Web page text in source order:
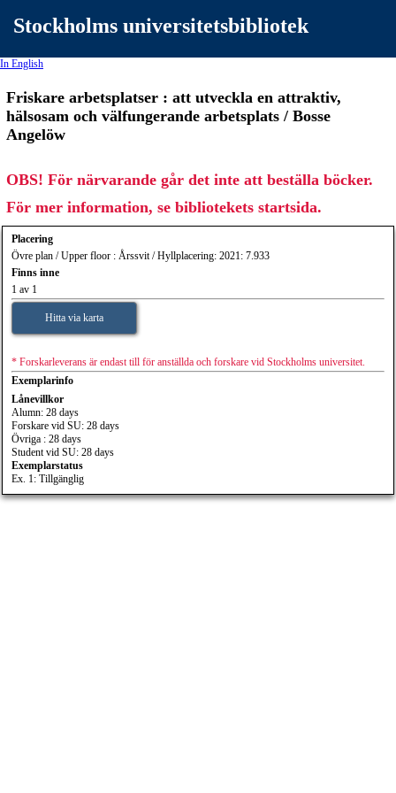
Stockholms universitetsbibliotek
In English
Friskare arbetsplatser : att utveckla en attraktiv,
hälsosam och välfungerande arbetsplats / Bosse
Angelöw
OBS! För närvarande går det inte att beställa böcker.
För mer information, se bibliotekets startsida.
Placering
Övre plan / Upper floor : Årssvit / Hyllplacering: 2021: 7.933
Finns inne
1 av 1
Hitta via karta
* Forskarleverans är endast till för anställda och forskare vid Stockholms universitet.
Exemplarinfo
Lånevillkor
Alumn: 28 days
Forskare vid SU: 28 days
Övriga : 28 days
Student vid SU: 28 days
Exemplarstatus
Ex. 1: Tillgänglig